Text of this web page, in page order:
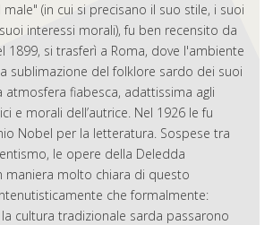
(in cui si precisano il suo stile, i suoi
interessi morali), fu ben recensito da
1899, si trasferì a Roma, dove l'ambiente
sublimazione del folklore sardo dei suoi
atmosfera fiabesca, adattissima agli
e morali dell’autrice. Nel 1926 le fu
Nobel per la letteratura. Sospese tra
le opere della Deledda
maniera molto chiara di questo
che formalmente:
la cultura tradizionale sarda passarono